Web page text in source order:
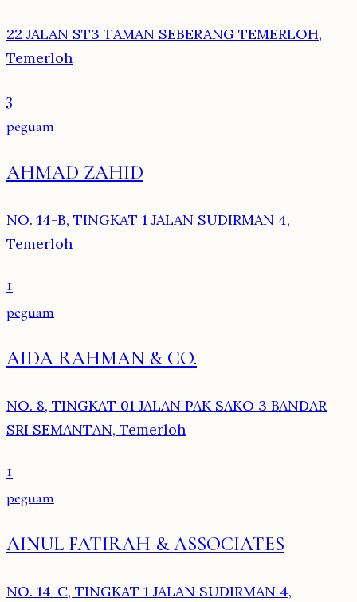
22 JALAN ST3 TAMAN SEBERANG TEMERLOH,
Temerloh
3
peguam
AHMAD ZAHID
NO. 14-B, TINGKAT 1 JALAN SUDIRMAN 4,
Temerloh
1
peguam
AIDA RAHMAN & CO.
NO. 8, TINGKAT 01 JALAN PAK SAKO 3 BANDAR
SRI SEMANTAN, Temerloh
1
peguam
AINUL FATIRAH & ASSOCIATES
NO. 14-C, TINGKAT 1 JALAN SUDIRMAN 4,